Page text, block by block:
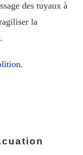
des tuyaux à
la
.